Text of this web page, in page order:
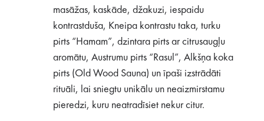
masāžas, kaskāde, džakuzi, iespaidu
kontrastduša, Kneipa kontrastu taka, turku
pirts “Hamam”, dzintara pirts ar citrusaugļu
aromātu, Austrumu pirts “Rasul”, Alkšņa koka
pirts (Old Wood Sauna) un īpaši izstrādāti
rituāli, lai sniegtu unikālu un neaizmirstamu
pieredzi, kuru neatradīsiet nekur citur.